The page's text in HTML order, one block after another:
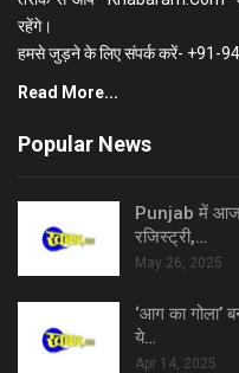
रहेंगे।
हमसे जुड़ने के लिए संपर्क करें- +91-
Read More...
Popular News
Punjab में आज
रजिस्ट्री,…
May 26, 2025
‘आग का गोला’
ये…
Apr 14, 2025